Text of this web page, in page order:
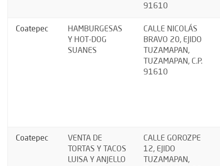
91610
Coatepec
HAMBURGESAS
Y HOT-DOG
SUANES
CALLE NICOLÁS
BRAVO 20, EJIDO
TUZAMAPAN,
TUZAMAPAN, C.P.
91610
Coatepec
VENTA DE
TORTAS Y TACOS
LUISA Y ANJELLO
CALLE GOROZPE
12, EJIDO
TUZAMAPAN,